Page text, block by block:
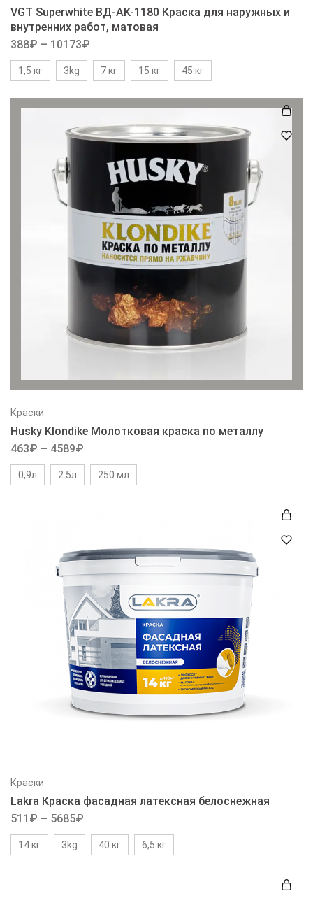
VGT Superwhite ВД-АК-1180 Краска для наружных и
внутренних работ, матовая
388₽ – 10173₽
1,5 кг 3kg 7 кг 15 кг 45 кг
Краски
Husky Klondike Молотковая краска по металлу
463₽ – 4589₽
0,9л 2.5л 250 мл
Краски
Lakra Краска фасадная латексная белоснежная
511 ₽ – 5685₽
14 кг 3kg 40 кг 6,5 кг